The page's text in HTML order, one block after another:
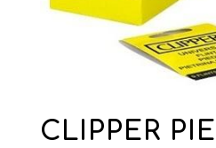
CLIPPER